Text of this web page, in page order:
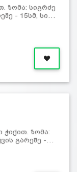
ზომა: სიგრძე
- 15სმ, სი…
ჭიქით. ზომა:
გარეშე -…